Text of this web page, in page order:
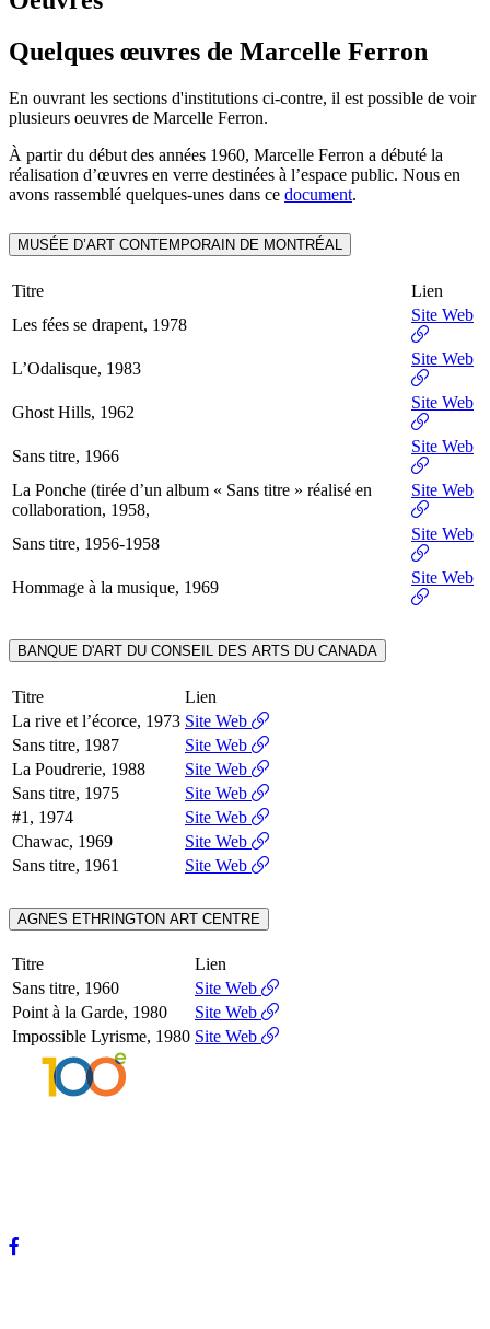
Quelques œuvres de Marcelle Ferron
En ouvrant les sections d'institutions ci-contre, il est possible de voir
plusieurs oeuvres de Marcelle Ferron.
À partir du début des années 1960, Marcelle Ferron a débuté la
réalisation d’œuvres en verre destinées à l’espace public. Nous en
avons rassemblé quelques-unes dans ce document.
MUSÉE D’ART CONTEMPORAIN DE MONTRÉAL
Titre
Lien
Les fées se drapent, 1978
Site Web
L’Odalisque, 1983
Site Web
Ghost Hills, 1962
Site Web
Sans titre, 1966
Site Web
La Ponche (tirée d’un album « Sans titre » réalisé en
collaboration, 1958,
Site Web
Sans titre, 1956-1958
Site Web
Hommage à la musique, 1969
Site Web
BANQUE D'ART DU CONSEIL DES ARTS DU CANADA
Titre
Lien
La rive et l’écorce, 1973 Site Web
Sans titre, 1987
Site Web
La Poudrerie, 1988
Site Web
Sans titre, 1975
Site Web
#1, 1974
Site Web
Chawac, 1969
Site Web
Sans titre, 1961
Site Web
AGNES ETHRINGTON ART CENTRE
Titre
Lien
Sans titre, 1960
Site Web
Point à la Garde, 1980
Site Web
Impossible Lyrisme, 1980 Site Web